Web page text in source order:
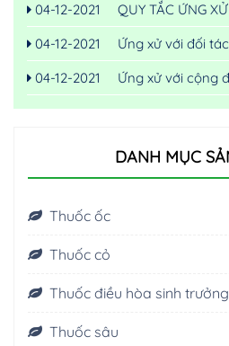
04-12-2021
QUY TẮC ỨNG XỬ
04-12-2021
Ứng xử với đối tác
04-12-2021
Ứng xử với cộng
DANH MỤC
Thuốc ốc
Thuốc cỏ
Thuốc điều hòa sinh trưởng
Thuốc sâu